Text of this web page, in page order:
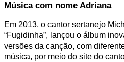
Música com nome Adriana
Em 2013, o cantor sertanejo
“Fugidinha”, lançou o álbum
versões da canção, com
música, por meio do site do